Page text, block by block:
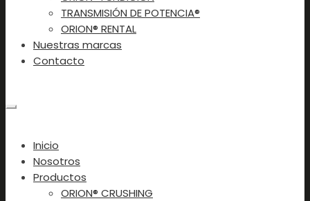
TRANSMISIÓN DE POTENCIA®
ORION® RENTAL
Nuestras marcas
Contacto
Inicio
Nosotros
Productos
ORION® CRUSHING